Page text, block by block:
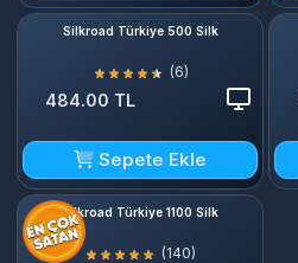
Silkroad Türkiye 500 Silk
(6)
484.00 TL
Sepete Ekle
Silkroad Türkiye 1100 Silk
(140)